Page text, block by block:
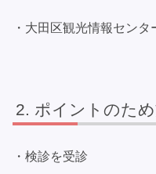
・大田区観光情報センタ
ポイントのた
・検診を受診